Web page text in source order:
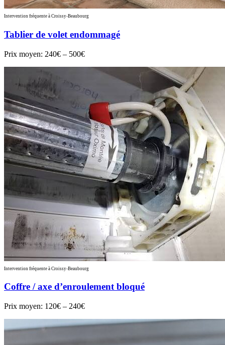
Intervention fréquente à Croissy-Beaubourg
Tablier de volet endommagé
Prix moyen: 240€ – 500€
Intervention fréquente à Croissy-Beaubourg
Coffre / axe d’enroulement bloqué
Prix moyen: 120€ – 240€